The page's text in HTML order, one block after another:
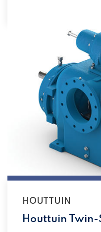
HOUTTUIN
Houttuin Twin-